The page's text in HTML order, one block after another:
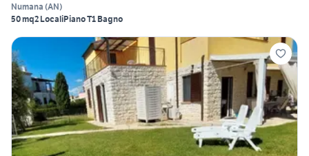
Numana (AN)
50 mq2 LocaliPiano T1 Bagno